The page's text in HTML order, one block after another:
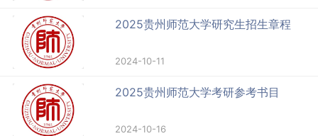
2025贵州师范大学研究生招生章程
2024-10-11
2025贵州师范大学考研参考书目
2024-10-16